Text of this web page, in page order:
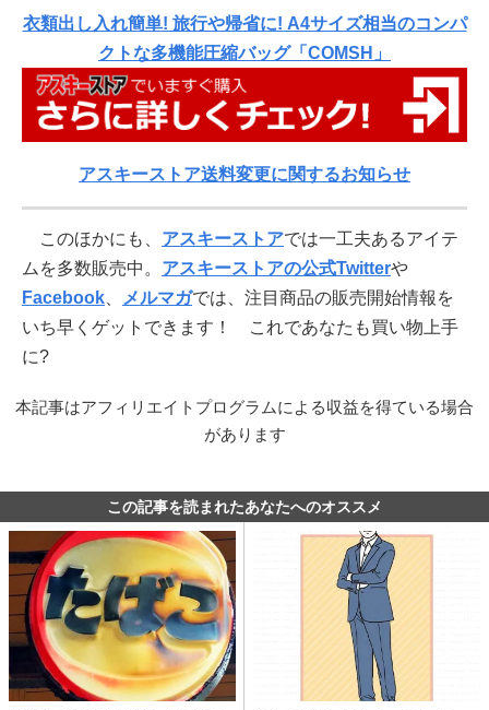
衣類出し入れ簡単! 旅行や帰省に! A4サイズ相当のコンパ
クトな多機能圧縮バッグ「COMSH」
アスキーストア送料変更に関するお知らせ
このほかにも、 アスキーストアでは一工夫あるアイテ
ムを多数販売中。 アスキーストアの公式Twitterや
Facebook
メルマガでは、注目商品の販売開始情報を
いち早くゲットできます！ これであなたも買い物上手
に?
本記事はアフィリエイトプログラムによる収益を得ている場合
があります
この記事を読まれたあなたへのオススメ